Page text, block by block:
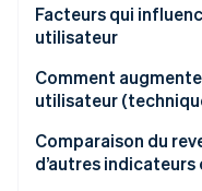
Découvrez
Regarder la
Exemple de calcul de
Facteurs qui
utilisateur
Comment
utilisateur
Segmentation et
Comparaison du
d’autres indicateurs